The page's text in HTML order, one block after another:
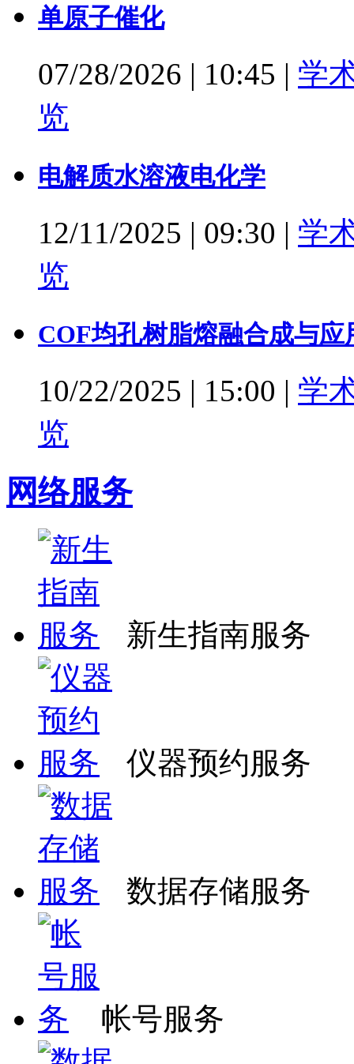
单原子催化
07/28/2026 | 10:45 | 学
览
电解质水溶液电化学
12/11/2025 | 09:30 | 学
览
COF均孔树脂熔融合成与应
10/22/2025 | 15:00 | 学
览
网络服务
新生指南服务
仪器预约服务
数据存储服务
帐号服务